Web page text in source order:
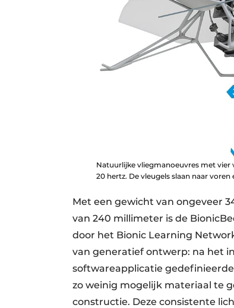
Natuurlijke vliegmanoeuvres met vier
20 hertz. De vleugels slaan naar
Met een gewicht van ongeveer
van 240 millimeter is de
door het Bionic Learning
van generatief ontwerp: na het
softwareapplicatie
zo weinig mogelijk materiaal te
constructie. Deze consistente